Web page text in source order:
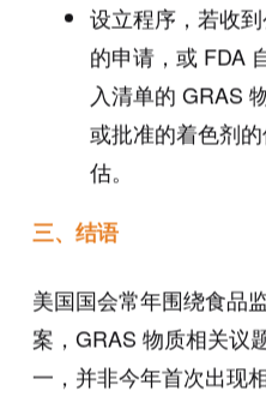
设立程序，若收
的申请，或 FDA
入清单的 GRAS
或批准的着色剂
估。
三、结语
美国国会常年围绕食品
案，GRAS 物质相关议
一，并非今年首次出现